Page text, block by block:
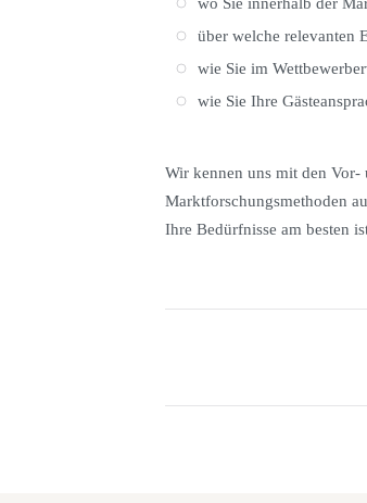
über welche relevanten
wie Sie im
wie Sie Ihre
Wir kennen uns mit den Vor-
Marktforschungsmethoden
Ihre Bedürfnisse am besten